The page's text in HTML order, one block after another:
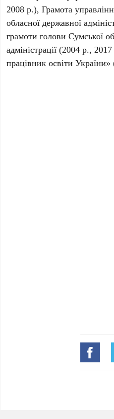
2008 р.), Грамота
обласної державної
грамоти голови Сумської
адміністрації (2004 р.,
працівник освіти